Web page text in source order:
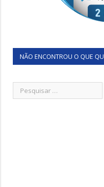
NÃO ENCONTROU O QUE